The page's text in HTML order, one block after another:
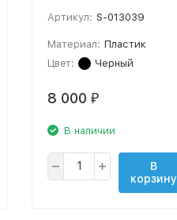
Артикул: S-013039
Материал: Пластик
Цвет:
Черный
8 000 ₽
В наличии
В
корзину